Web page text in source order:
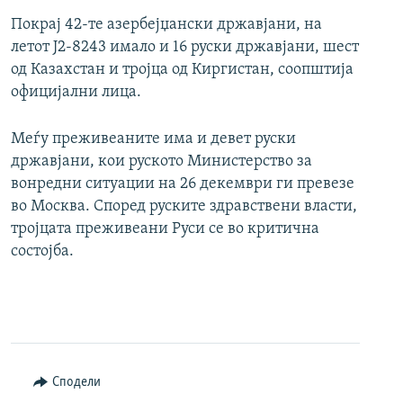
Покрај 42-те азербејџански државјани, на
летот Ј2-8243 имало и 16 руски државјани, шест
од Казахстан и тројца од Киргистан, соопштија
официјални лица.
Меѓу преживеаните има и девет руски
државјани, кои руското Министерство за
вонредни ситуации на 26 декември ги превезе
во Москва. Според руските здравствени власти,
тројцата преживеани Руси се во критична
состојба.
Сподели